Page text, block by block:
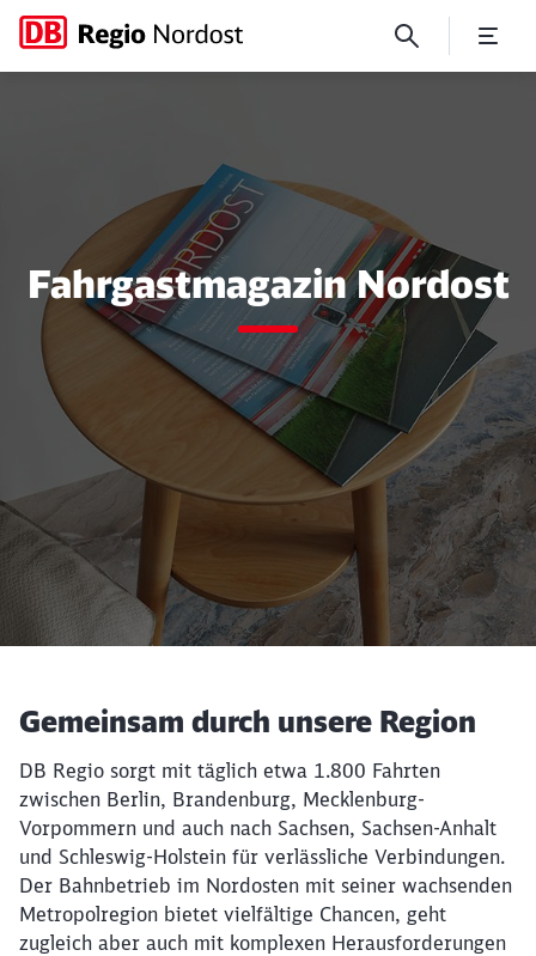
Fahrgastmagazin Nordost
Gemeinsam durch unsere Region
DB Regio sorgt mit täglich etwa 1.800 Fahrten
zwischen Berlin, Brandenburg, Mecklenburg-
Vorpommern und auch nach Sachsen, Sachsen-Anhalt
und Schleswig-Holstein für verlässliche Verbindungen.
Der Bahnbetrieb im Nordosten mit seiner wachsenden
Metropolregion bietet vielfältige Chancen, geht
zugleich aber auch mit komplexen Herausforderungen